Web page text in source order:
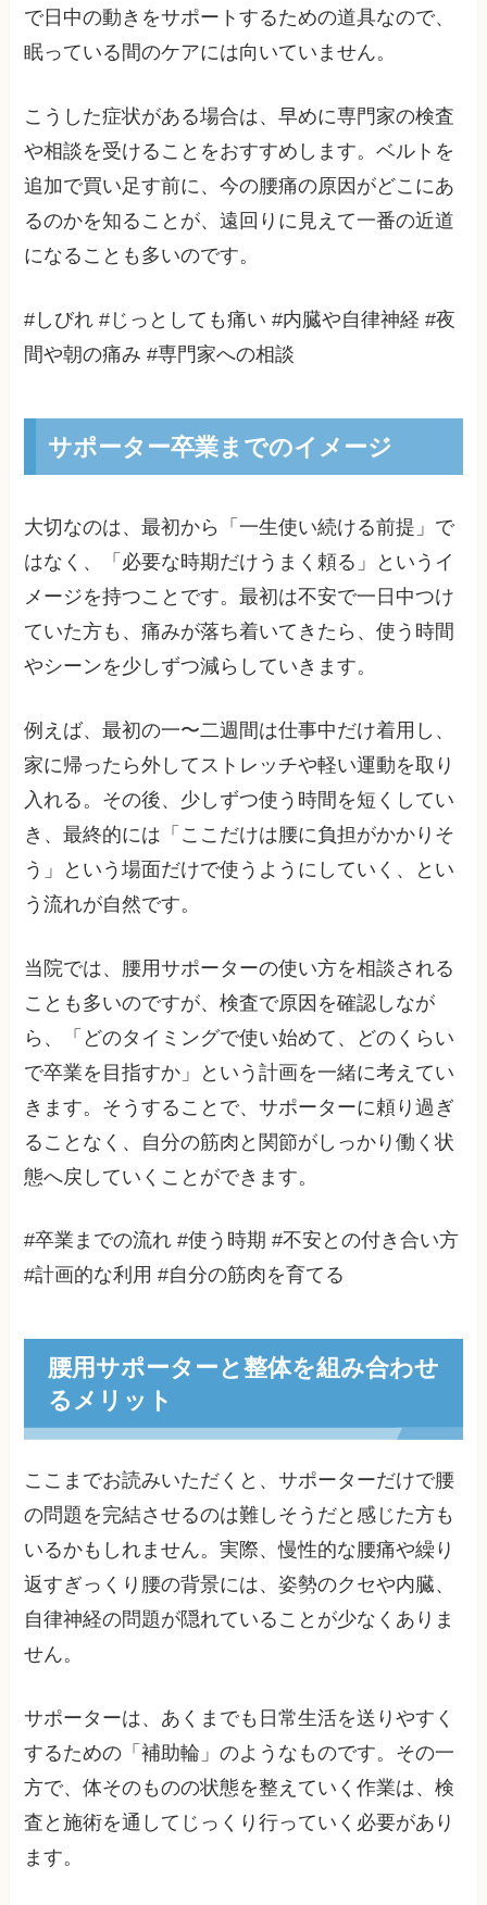
で日中の動きをサポートするための道具なので、
眠っている間のケアには向いていません。
こうした症状がある場合は、早めに専門家の検査
や相談を受けることをおすすめします。ベルトを
追加で買い足す前に、今の腰痛の原因がどこにあ
るのかを知ることが、遠回りに見えて一番の近道
になることも多いのです。
#しびれ #じっとしても痛い #内臓や自律神経 #夜
間や朝の痛み #専門家への相談
サポーター卒業までのイメージ
大切なのは、最初から「一生使い続ける前提」で
はなく、「必要な時期だけうまく頼る」というイ
メージを持つことです。最初は不安で一日中つけ
ていた方も、痛みが落ち着いてきたら、使う時間
やシーンを少しずつ減らしていきます。
例えば、最初の一〜二週間は仕事中だけ着用し、
家に帰ったら外してストレッチや軽い運動を取り
入れる。その後、少しずつ使う時間を短くしてい
き、最終的には「ここだけは腰に負担がかかりそ
う」という場面だけで使うようにしていく、とい
う流れが自然です。
当院では、腰用サポーターの使い方を相談される
ことも多いのですが、検査で原因を確認しなが
ら、「どのタイミングで使い始めて、どのくらい
で卒業を目指すか」という計画を一緒に考えてい
きます。そうすることで、サポーターに頼り過ぎ
ることなく、自分の筋肉と関節がしっかり働く状
態へ戻していくことができます。
#卒業までの流れ #使う時期 #不安との付き合い方
#計画的な利用 #自分の筋肉を育てる
腰用サポーターと整体を組み合わせ
るメリット
ここまでお読みいただくと、サポーターだけで腰
の問題を完結させるのは難しそうだと感じた方も
いるかもしれません。実際、慢性的な腰痛や繰り
返すぎっくり腰の背景には、姿勢のクセや内臓、
自律神経の問題が隠れていることが少なくありま
せん。
サポーターは、あくまでも日常生活を送りやすく
するための「補助輪」のようなものです。その一
方で、体そのものの状態を整えていく作業は、検
査と施術を通してじっくり行っていく必要があり
ます。